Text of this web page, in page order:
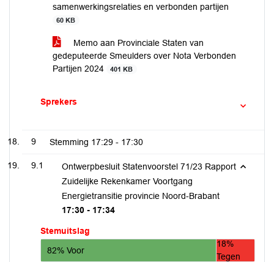
samenwerkingsrelaties en verbonden partijen
60 KB
Memo aan Provinciale Staten van
gedeputeerde Smeulders over Nota Verbonden
Partijen 2024
401 KB
Sprekers
9 Stemming 17:29 - 17:30
9.1
Ontwerpbesluit Statenvoorstel 71/23 Rapport
Zuidelijke Rekenkamer Voortgang
Energietransitie provincie Noord-Brabant
17:30 - 17:34
Stemuitslag
82% Voor
18%
Tegen